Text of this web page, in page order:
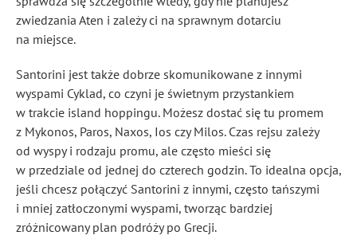
zwiedzania Aten i zależy ci na sprawnym dotarciu
na miejsce.
Santorini jest także dobrze skomunikowane z innymi
wyspami Cyklad, co czyni je świetnym przystankiem
w trakcie island hoppingu. Możesz dostać się tu promem
z Mykonos, Paros, Naxos, Ios czy Milos. Czas rejsu zależy
od wyspy i rodzaju promu, ale często mieści się
w przedziale od jednej do czterech godzin. To idealna opcja,
jeśli chcesz połączyć Santorini z innymi, często tańszymi
i mniej zatłoczonymi wyspami, tworząc bardziej
zróżnicowany plan podróży po Grecji.